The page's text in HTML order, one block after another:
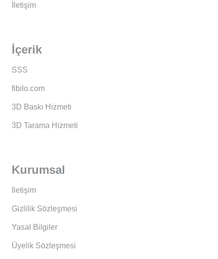
İletişim
İçerik
SSS
fibilo.com
3D Baskı Hizmeti
3D Tarama Hizmeti
Kurumsal
İletişim
Gizlilik Sözleşmesi
Yasal Bilgiler
Üyelik Sözleşmesi